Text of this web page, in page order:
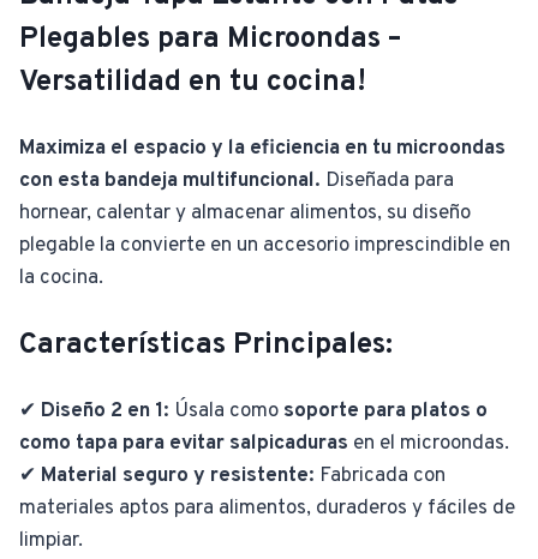
Plegables para Microondas –
Versatilidad en tu cocina!
Maximiza el espacio y la eficiencia en tu microondas
con esta bandeja multifuncional. Diseñada para
hornear, calentar y almacenar alimentos, su diseño
plegable la convierte en un accesorio imprescindible en
la cocina.
Características Principales:
✔ Diseño 2 en 1: Úsala como soporte para platos o
como tapa para evitar salpicaduras en el microondas.
✔ Material seguro y resistente: Fabricada con
materiales aptos para alimentos, duraderos y fáciles de
limpiar.